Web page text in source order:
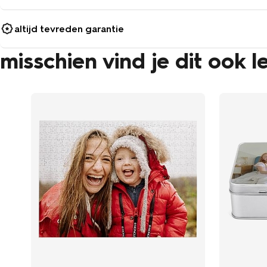
altijd tevreden garantie
misschien vind je dit ook